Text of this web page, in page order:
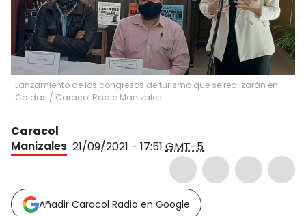
Lanzamiento de los congresos de turismo que se realizarán en
Caldas / Caracol Radio Manizales
Caracol
Manizales 21/09/2021 - 17:51 GMT-5
Añadir Caracol Radio en Google